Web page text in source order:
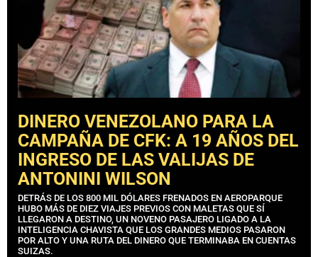
DINERO VENEZOLANO PARA LA
CAMPAÑA DE CFK: A 19 AÑOS DEL
INGRESO DE LAS VALIJAS DE
ANTONINI WILSON
DETRÁS DE LOS 800 MIL DÓLARES FRENADOS EN AEROPARQUE
HUBO MÁS DE DIEZ VIAJES PREVIOS CON MALETAS QUE SÍ
LLEGARON A DESTINO, UN NOVENO PASAJERO LIGADO A LA
INTELIGENCIA CHAVISTA QUE LOS GRANDES MEDIOS PASARON
POR ALTO Y UNA RUTA DEL DINERO QUE TERMINABA EN CUENTAS
SUIZAS.